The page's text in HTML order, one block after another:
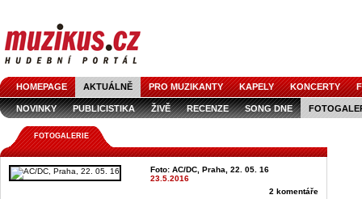
HOMEPAGE AKTUÁLNĚ PRO MUZIKANTY KAPELY KONCERTY
NOVINKY PUBLICISTIKA ŽIVĚ RECENZE SONG DNE
FOTOGALERIE
Foto: AC/DC, Praha, 22. 05. 16
23.5.2016
2 komentáře